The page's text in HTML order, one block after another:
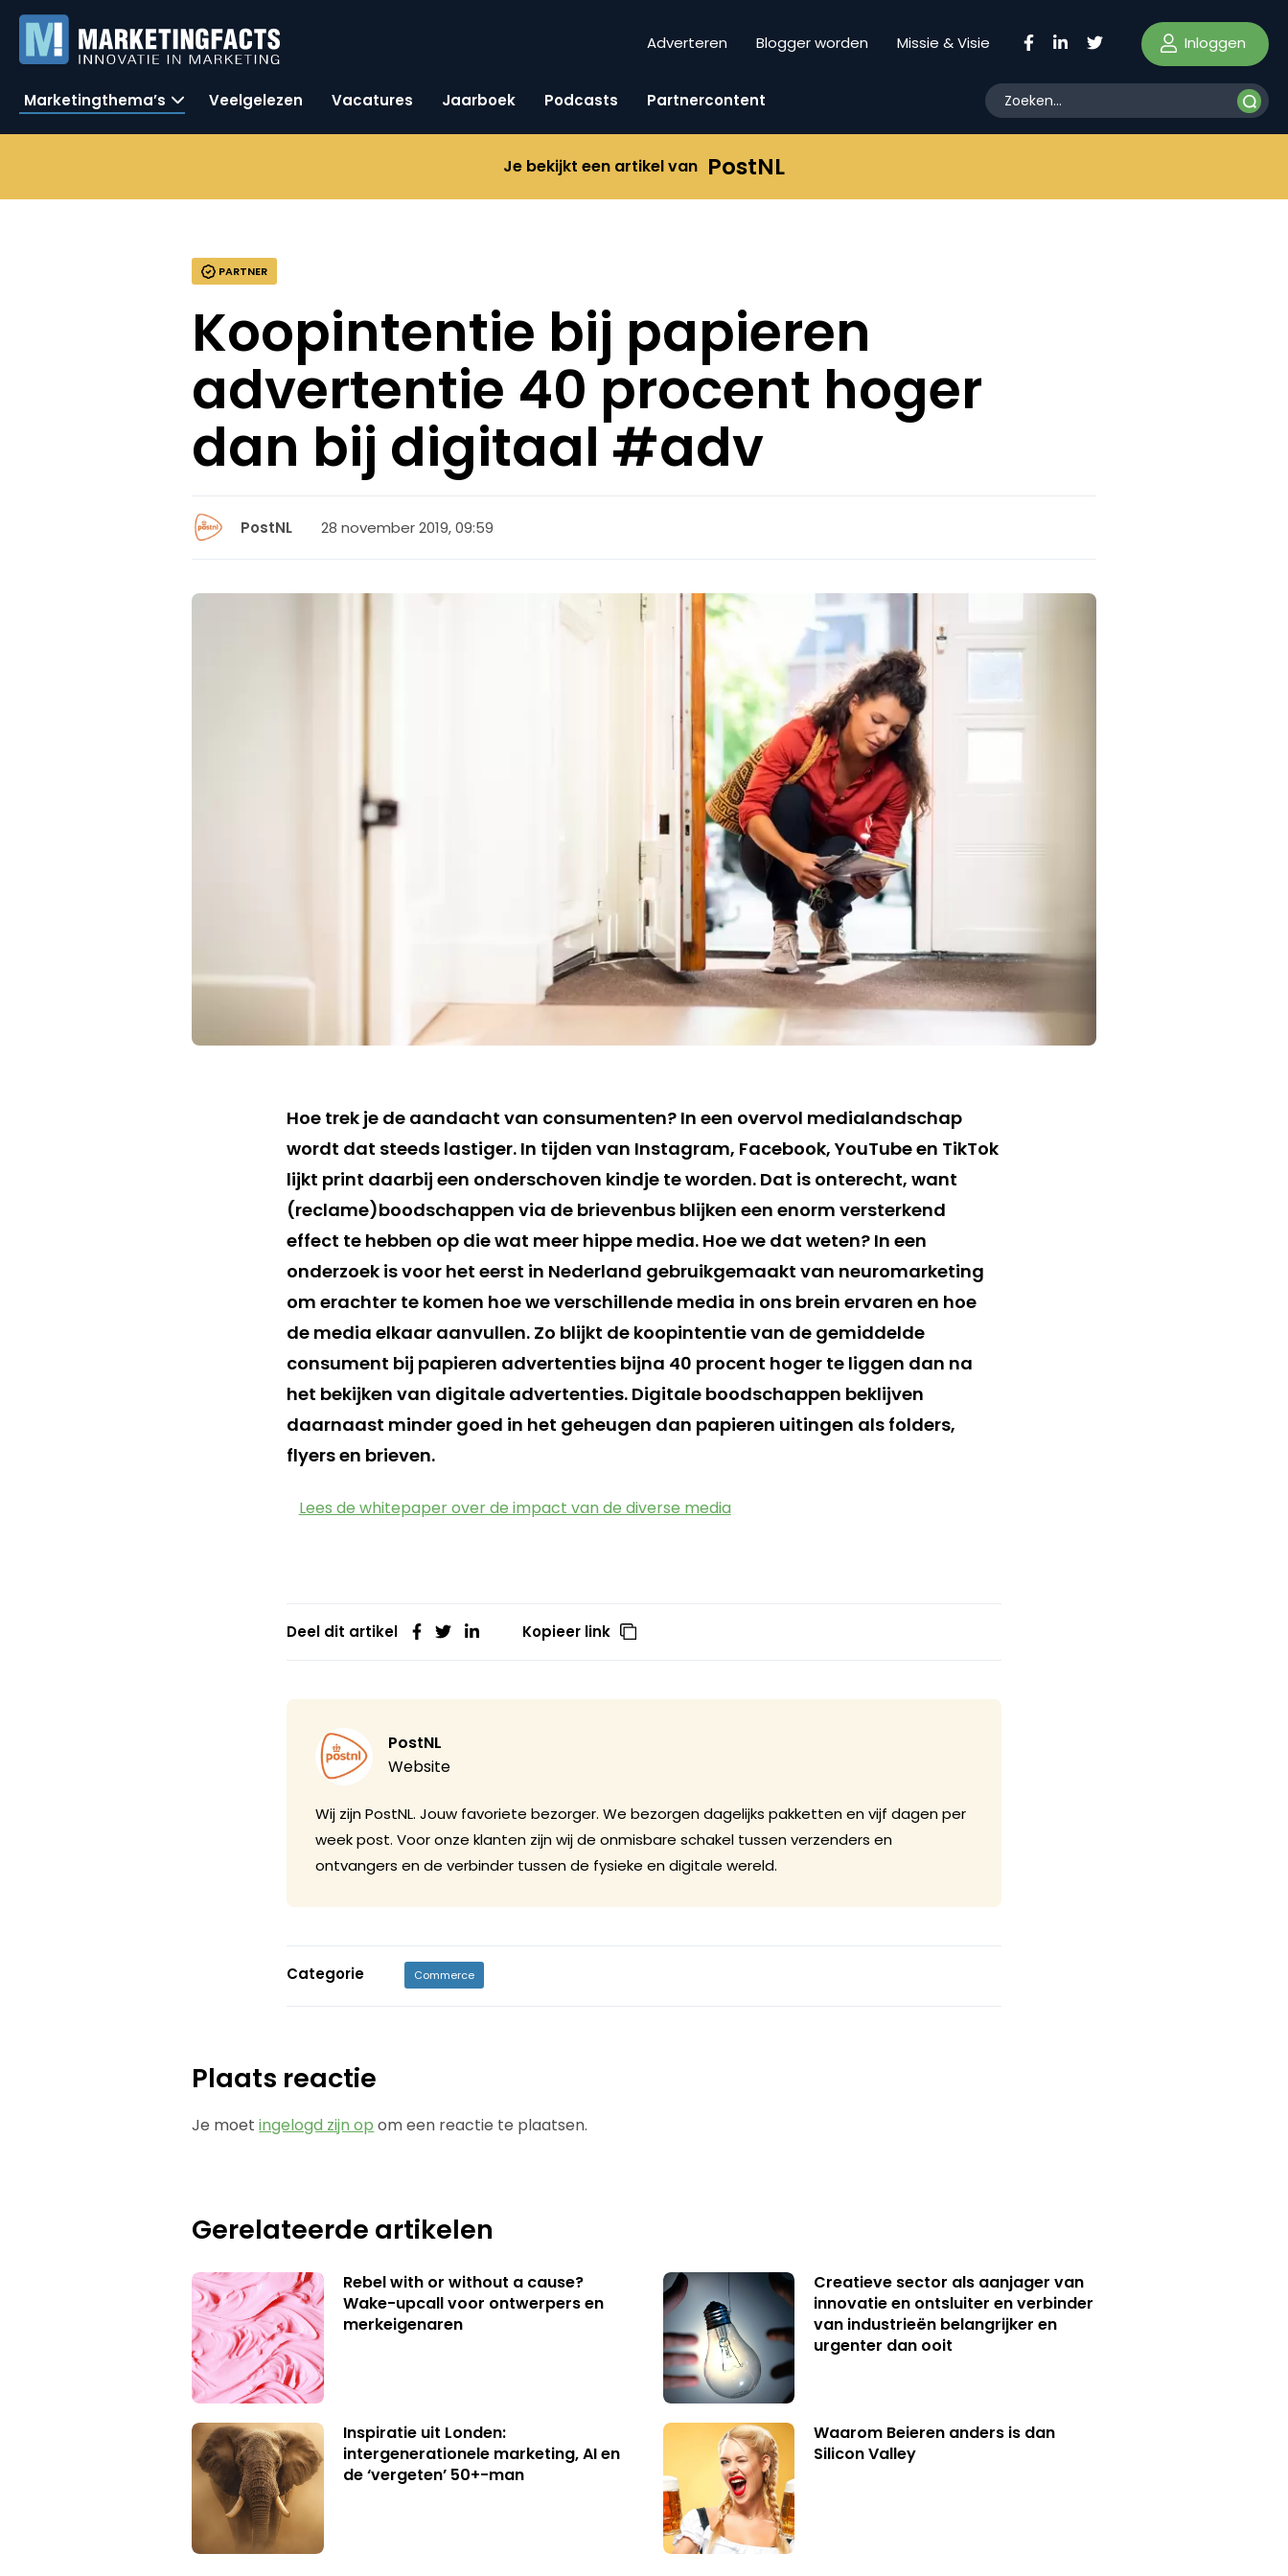
Adverteren Blogger worden Missie & Visie Inloggen
Marketingthema’s Veelgelezen Vacatures Jaarboek Podcasts Partnercontent
Je bekijkt een artikel van PostNL
PARTNER
Koopintentie bij papieren
advertentie 40 procent hoger
dan bij digitaal #adv
PostNL 28 november 2019, 09:59
Hoe trek je de aandacht van consumenten? In een overvol medialandschap
wordt dat steeds lastiger. In tijden van Instagram, Facebook, YouTube en TikTok
lijkt print daarbij een onderschoven kindje te worden. Dat is onterecht, want
(reclame)boodschappen via de brievenbus blijken een enorm versterkend
effect te hebben op die wat meer hippe media. Hoe we dat weten? In een
onderzoek is voor het eerst in Nederland gebruikgemaakt van neuromarketing
om erachter te komen hoe we verschillende media in ons brein ervaren en hoe
de media elkaar aanvullen. Zo blijkt de koopintentie van de gemiddelde
consument bij papieren advertenties bijna 40 procent hoger te liggen dan na
het bekijken van digitale advertenties. Digitale boodschappen beklijven
daarnaast minder goed in het geheugen dan papieren uitingen als folders,
flyers en brieven.
Lees de whitepaper over de impact van de diverse media
Deel dit artikel Kopieer link
PostNL
Website
Wij zijn PostNL. Jouw favoriete bezorger. We bezorgen dagelijks pakketten en vijf dagen per
week post. Voor onze klanten zijn wij de onmisbare schakel tussen verzenders en
ontvangers en de verbinder tussen de fysieke en digitale wereld.
Categorie Commerce
Plaats reactie
Je moetingelogd zijn op om een reactie te plaatsen.
Gerelateerde artikelen
Rebel with or without a cause?
Wake-upcall voor ontwerpers en
merkeigenaren
Creatieve sector als aanjager van
innovatie en ontsluiter en verbinder
van industrieën belangrijker en
urgenter dan ooit
Inspiratie uit Londen:
intergenerationele marketing, AI en
de ‘vergeten’ 50+-man
Waarom Beieren anders is dan
Silicon Valley